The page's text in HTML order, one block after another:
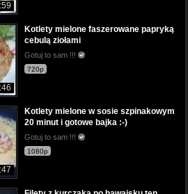
Kotlety mielone faszerowane papryką
cebulą ziołami
Gotuj to sam !!!
720p
Kotlety mielone w sosie szpinakowym
20 minut i gotowe bajka :-)
Gotuj to sam !!!
1080p